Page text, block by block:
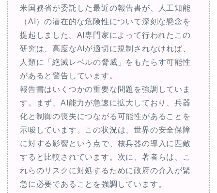
米国務省が委託した最近の報告書が、人工知能
（AI）の潜在的な危険性について深刻な懸念を
提起しました。AI専門家によって行われたこの
研究は、高度なAIが適切に規制されなければ、
人類に「絶滅レベルの脅威」をもたらす可能性
があると警告しています。
報告書はいくつかの重要な問題を強調していま
す。まず、AI能力が急速に拡大しており、兵器
化と制御の喪失につながる可能性があることを
示唆しています。この状況は、世界の安全保障
に対する影響という点で、核兵器の導入に匹敵
すると比較されています。次に、著者らは、こ
れらのリスクに対処するために政府の介入が緊
急に必要であることを強調しています。